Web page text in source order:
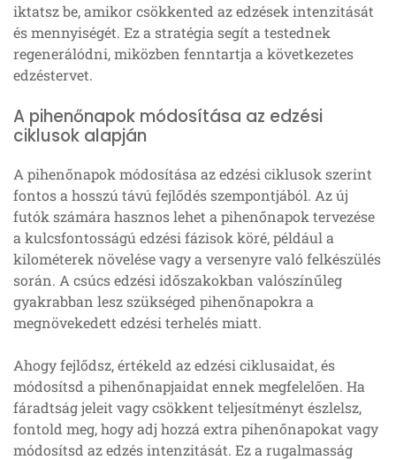
iktatsz be, amikor csökkented az edzések intenzitását
és mennyiségét. Ez a stratégia segít a testednek
regenerálódni, miközben fenntartja a következetes
edzéstervet.
A pihenőnapok módosítása az edzési
ciklusok alapján
A pihenőnapok módosítása az edzési ciklusok szerint
fontos a hosszú távú fejlődés szempontjából. Az új
futók számára hasznos lehet a pihenőnapok tervezése
a kulcsfontosságú edzési fázisok köré, például a
kilométerek növelése vagy a versenyre való felkészülés
során. A csúcs edzési időszakokban valószínűleg
gyakrabban lesz szükséged pihenőnapokra a
megnövekedett edzési terhelés miatt.
Ahogy fejlődsz, értékeld az edzési ciklusaidat, és
módosítsd a pihenőnapjaidat ennek megfelelően. Ha
fáradtság jeleit vagy csökkent teljesítményt észlelsz,
fontold meg, hogy adj hozzá extra pihenőnapokat vagy
módosítsd az edzés intenzitását. Ez a rugalmasság